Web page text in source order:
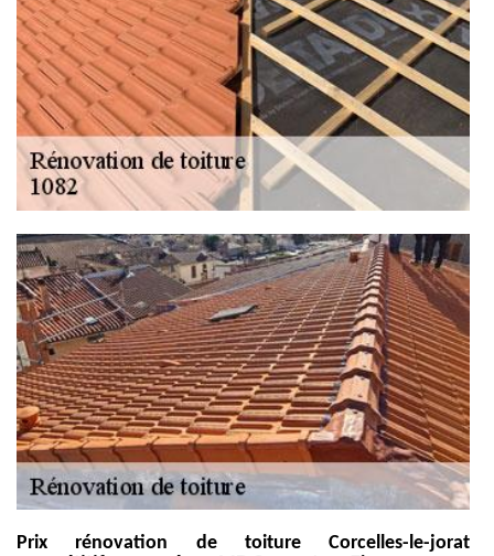
Prix rénovation de toiture Corcelles-le-jorat